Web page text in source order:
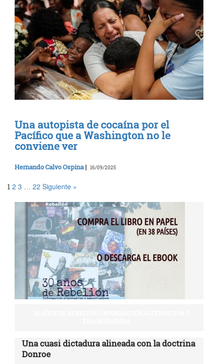
Una autopista de cocaína por el
Pacífico que a Washington no le
conviene ver
Hernando Calvo Ospina | 16/09/2025
1 2 3 22 Siguiente »
Una cuasi dictadura alineada con la doctrina
Donroe